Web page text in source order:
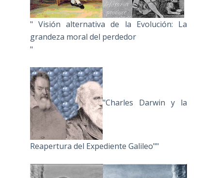
" Visión alternativa de la Evolución: La
grandeza moral del perdedor
"
"Charles Darwin y la
Reapertura del Expediente Galileo""